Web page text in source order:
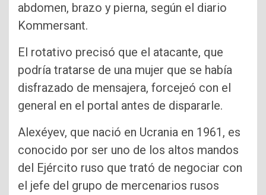
abdomen, brazo y pierna, según el diario
Kommersant.
El rotativo precisó que el atacante, que
podría tratarse de una mujer que se había
disfrazado de mensajera, forcejeó con el
general en el portal antes de dispararle.
Alexéyev, que nació en Ucrania en 1961, es
conocido por ser uno de los altos mandos
del Ejército ruso que trató de negociar con
el jefe del grupo de mercenarios rusos